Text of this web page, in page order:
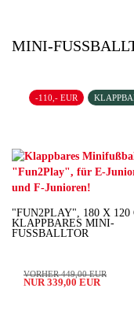
MINI-
-110,- EUR
"FUN2PLAY", 180 X 120
KLAPPBARES MINI-
FUSSBALLTOR
VORHER 449,00 EUR
NUR 339,00 EUR